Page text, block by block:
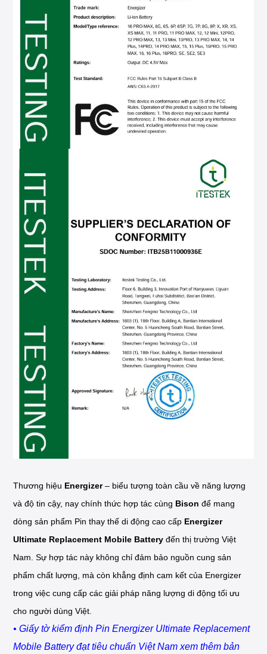
Thương hiệu Energizer– biểu tượng toàn cầu về năng lượng
và độ tin cậy, nay chính thức hợp tác cùng Bison để mang
dòng sản phẩm Pin thay thế di động cao cấp Energizer
Ultimate Replacement Mobile Battery đến thị trường Việt
Nam. Sự hợp tác này không chỉ đảm bảo nguồn cung sản
phẩm chất lượng, mà còn khẳng định cam kết của Energizer
trong việc cung cấp các giải pháp năng lượng di động tối ưu
cho người dùng Việt.
• Giấy tờ kiểm định Pin Energizer Ultimate Replacement
Mobile Battery đạt tiêu chuẩn Việt Nam xem thêm bản